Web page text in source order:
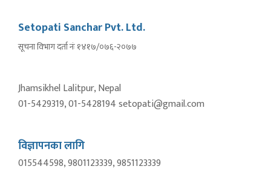
Setopati Sanchar Pvt. Ltd.
सूचना विभाग दर्ता नंः १४१७/०७६-२०७७
Jhamsikhel Lalitpur, Nepal
01-5429319, 01-5428194 setopati@gmail.com
विज्ञापनका लागि
015544598, 9801123339, 9851123339